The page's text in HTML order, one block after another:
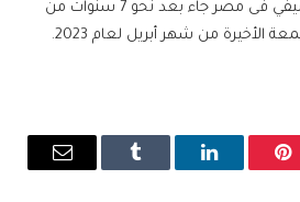
إقرار العمل بـ التوقيت الصيفي فى مصر جاء بعد نحو 7 سنوات من
الأخيرة من شهر أبريل لعام 2023.
بينتيريستلينكدإن Tumblr
البريد